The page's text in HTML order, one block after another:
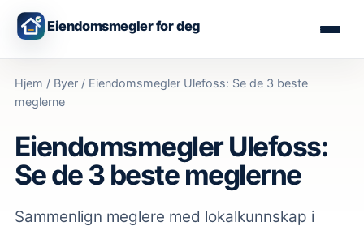
Eiendomsmegler for deg
Hjem / Byer / Eiendomsmegler Ulefoss: Se de 3 beste
meglerne
Eiendomsmegler Ulefoss:
Se de 3 beste meglerne
Sammenlign meglere med lokalkunnskap i